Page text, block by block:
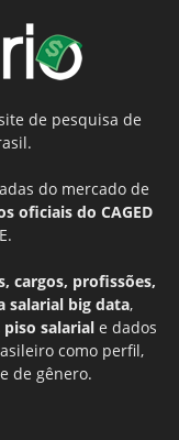
de pesquisa de
do mercado de
oficiais do CAGED
cargos, profissões,
salarial big data,
piso salarial e dados
como perfil,
de gênero.